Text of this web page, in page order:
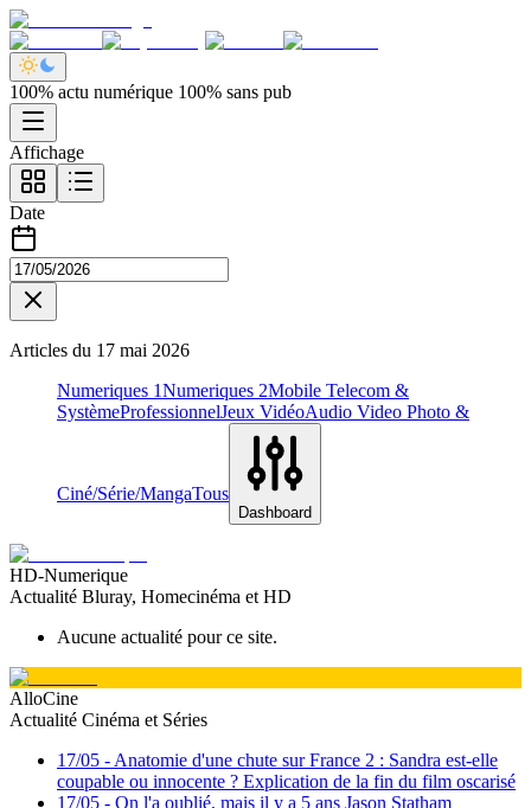
100% actu numérique 100% sans pub
Affichage
Date
Articles du 17 mai 2026
Numeriques 1Numeriques 2Mobile Telecom &
SystèmeProfessionnelJeux VidéoAudio Video Photo &
Ciné/Série/MangaTous
Dashboard
HD-Numerique
Actualité Bluray, Homecinéma et HD
Aucune actualité pour ce site.
AlloCine
Actualité Cinéma et Séries
17/05 - Anatomie d'une chute sur France 2 : Sandra est-elle
coupable ou innocente ? Explication de la fin du film oscarisé
17/05 - On l'a oublié, mais il y a 5 ans Jason Statham